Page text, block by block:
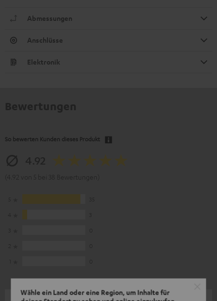
Wähle ein Land oder eine Region, um Inhalte für
Abmessungen
Anschlüsse
Elektronik
So bewerten Kunden dieses Produkt